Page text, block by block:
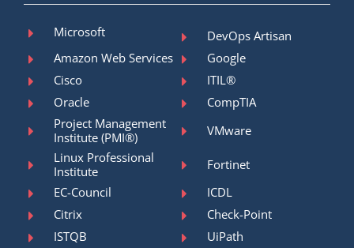
Microsoft
DevOps Artisan
Amazon Web Services
Google
Cisco
ITIL®
Oracle
CompTIA
Project Management
Institute (PMI®)
VMware
Linux Professional
Institute
Fortinet
EC-Council
ICDL
Citrix
Check-Point
ISTQB
UiPath